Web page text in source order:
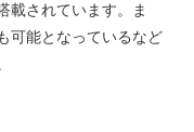
載されています。ま
可能となっているなど